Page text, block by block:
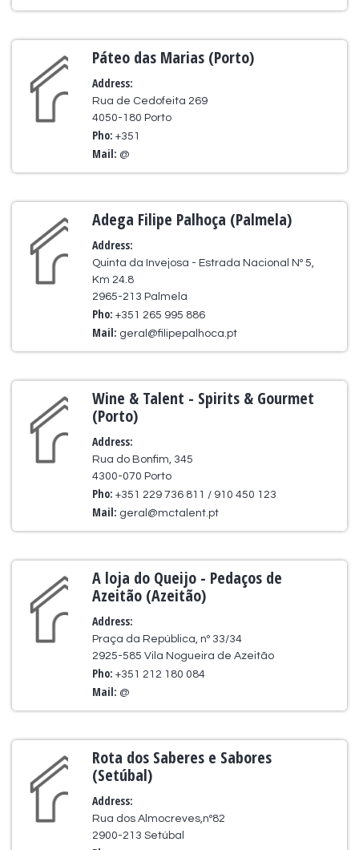
Páteo das Marias (Porto)
Address:
Rua de Cedofeita 269
4050-180 Porto
Pho:+351
Mail: @
Adega Filipe Palhoça (Palmela)
Address:
Quinta da Invejosa - Estrada Nacional Nº 5,
Km 24.8
2965-213 Palmela
Pho:+351 265 995 886
Mail: geral@filipepalhoca.pt
Wine & Talent - Spirits & Gourmet
(Porto)
Address:
Rua do Bonfim, 345
4300-070 Porto
Pho:+351 229 736 811 / 910 450 123
Mail: geral@mctalent.pt
A loja do Queijo - Pedaços de
Azeitão (Azeitão)
Address:
Praça da República, nº 33/34
2925-585 Vila Nogueira de Azeitão
Pho:+351 212 180 084
Mail: @
Rota dos Saberes e Sabores
(Setúbal)
Address:
Rua dos Almocreves,nº82
2900-213 Setúbal